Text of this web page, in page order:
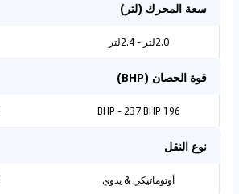
سعة المحرك (لتر)
2.0لتر - 2.4لتر
قوة الحصان (BHP)
196 BHP - 237 BHP
نوع النقل
أوتوماتيكي & يدوي